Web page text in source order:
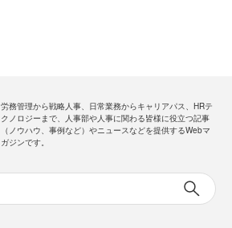
労務管理から戦略人事、日常業務からキャリアパス、HRテ
クノロジーまで、人事部や人事に関わる皆様に役立つ記事
（ノウハウ、事例など）やニュースなどを提供するWebマ
ガジンです。